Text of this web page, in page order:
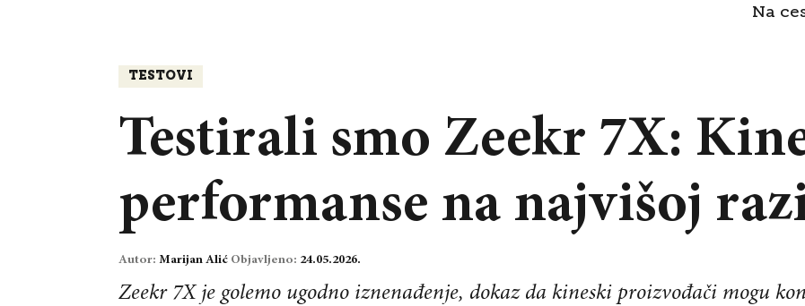
Na
TESTOVI
Testirali smo Zeekr 7X:
performanse na najvišoj
Autor: Marijan Alić Objavljeno: 24.05.2026.
Zeekr 7X je golemo ugodno iznenađenje, dokaz da kineski proizvođači mogu